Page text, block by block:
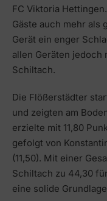
FC Viktoria
Gäste auch mehr als
Gerät ein enger
allen Geräten jedoch
Schiltach.
Die Flößerstädter
und zeigten am
erzielte mit 11,80
gefolgt von
(11,50). Mit einer
Schiltach zu 44,30
eine solide